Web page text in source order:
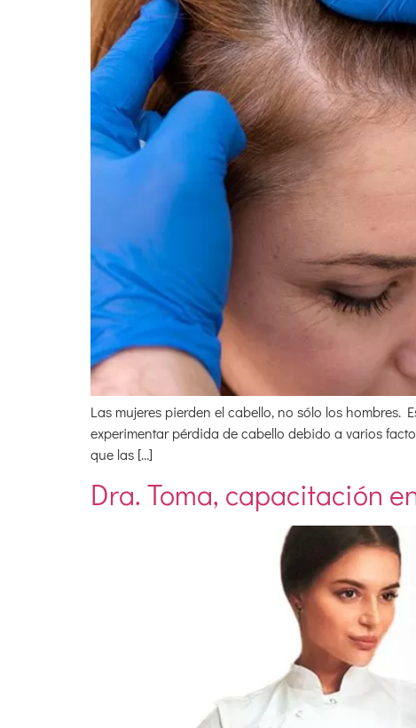
Las mujeres pierden el cabello, no sólo los hombres.
experimentar pérdida de cabello debido a varios
que las […]
Dra. Toma, capacitación